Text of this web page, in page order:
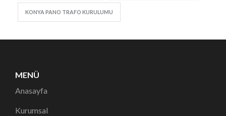
KONYA PANO TRAFO KURULUMU
MENÜ
Anasayfa
Kurumsal